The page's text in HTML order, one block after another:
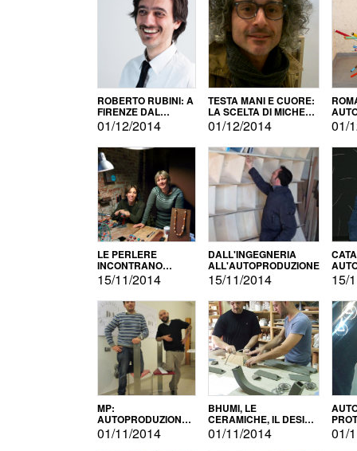
ROBERTO RUBINI: A
FIRENZE DAL
PRODOTTO ALLA
PROMOZIONE
01/12/2014
TESTA MANI E CUORE:
LA SCELTA DI MICHELE
BARBERIO
01/12/2014 01/
LE PERLERE
INCONTRANO
L'AUTOPRODUZIONE
15/11/2014
DALL'INGEGNERIA
ALL'AUTOPRODUZIONE
15/11/2014 15/
MP:
AUTOPRODUZIONE
E INNOVAZIONE
01/11/2014
BHUMI, LE
CERAMICHE, IL DESIGN
E L'AUTOPRODUZIONE
01/11/2014 01/